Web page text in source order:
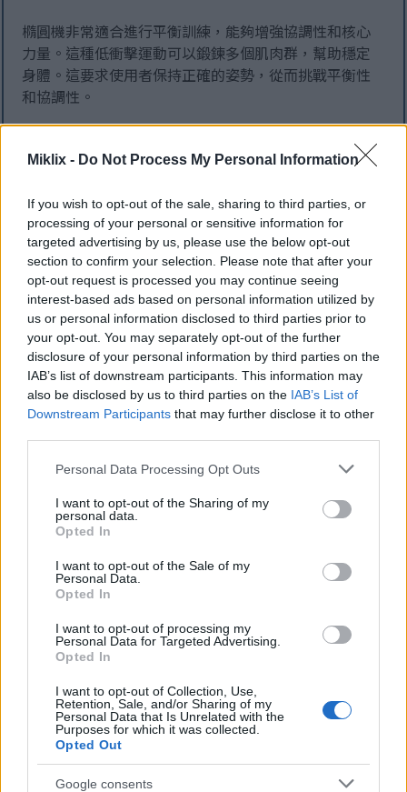
Miklix - Do Not Process My Personal Information
If you wish to opt-out of the sale, sharing to third parties, or
processing of your personal or sensitive information for
targeted advertising by us, please use the below opt-out
section to confirm your selection. Please note that after your
opt-out request is processed you may continue seeing
interest-based ads based on personal information utilized by
us or personal information disclosed to third parties prior to
your opt-out. You may separately opt-out of the further
disclosure of your personal information by third parties on the
IAB’s list of downstream participants. This information may
also be disclosed by us to third parties on the IAB’s List of
Downstream Participants that may further disclose it to other
Please note that this website/app uses one or more Google
not limited to your visit or usage behaviour. You may click to
grant or deny consent to Google and its third-party tags to
use your data for below specified purposes in below Google
consent section.
Personal Data Processing Opt Outs
I want to opt-out of the Sharing of my
personal data.
Opted In
I want to opt-out of the Sale of my
Personal Data.
Opted In
I want to opt-out of processing my
Personal Data for Targeted Advertising.
Opted In
I want to opt-out of Collection, Use,
Retention, Sale, and/or Sharing of my
Personal Data that Is Unrelated with the
Purposes for which it was collected.
Opted Out
Google consents
橢圓機非常適合進行平衡訓練，能夠增強協調性和核心
力量。這種低衝擊運動可以鍛鍊多個肌肉群，幫助穩定
身體。這要求使用者保持正確的姿勢，從而挑戰平衡性
和協調性。
減少對把手的使用可以更好地調動核心肌群，增強力
量。運動時收緊腹部肌肉可以提昇平衡能力和肌肉控制
受傷的風險。
研究表明，平衡訓練與橢圓機等有氧運動相結合，可以
改善肌肉張力和平衡。這種訓練能夠增強穩定性和敏捷
性，這對日常生活中的行動能力至關重要。經常使用橢
圓機可以顯著增強核心力量，而核心力量對於提高平衡
和協調至關重要。
恢復期保持健康
橢圓機訓練是傷後恢復期間保持健康的重要工具。它是
一種低衝擊的運動方式，可以減輕受傷部位的壓力。這
有助於安全地重建力量並改善活動能力。
許多人發現橢圓機對復健運動很有幫助。踏板流暢的運
動模擬了自然運動，使運動更容易，同時避免進一步受
傷的風險。因此，對於那些希望在康復期間保持活躍的
人來說，橢圓機是一個絕佳的選擇。
促進心血管健康
橢圓機訓練是提升心血管健康的絕佳方式。它能有效鍛
鍊心臟和肺部，進而提高效率。經常使用可以增強這些
器官的功能，確保更好的血液循環和氧氣輸送。